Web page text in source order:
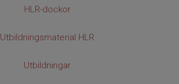
HLR-dockor
Utbildningsmaterial HLR
Utbildningar